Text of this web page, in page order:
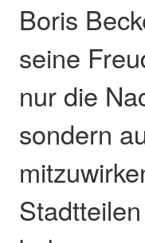
Boris
seine
nur die
sondern